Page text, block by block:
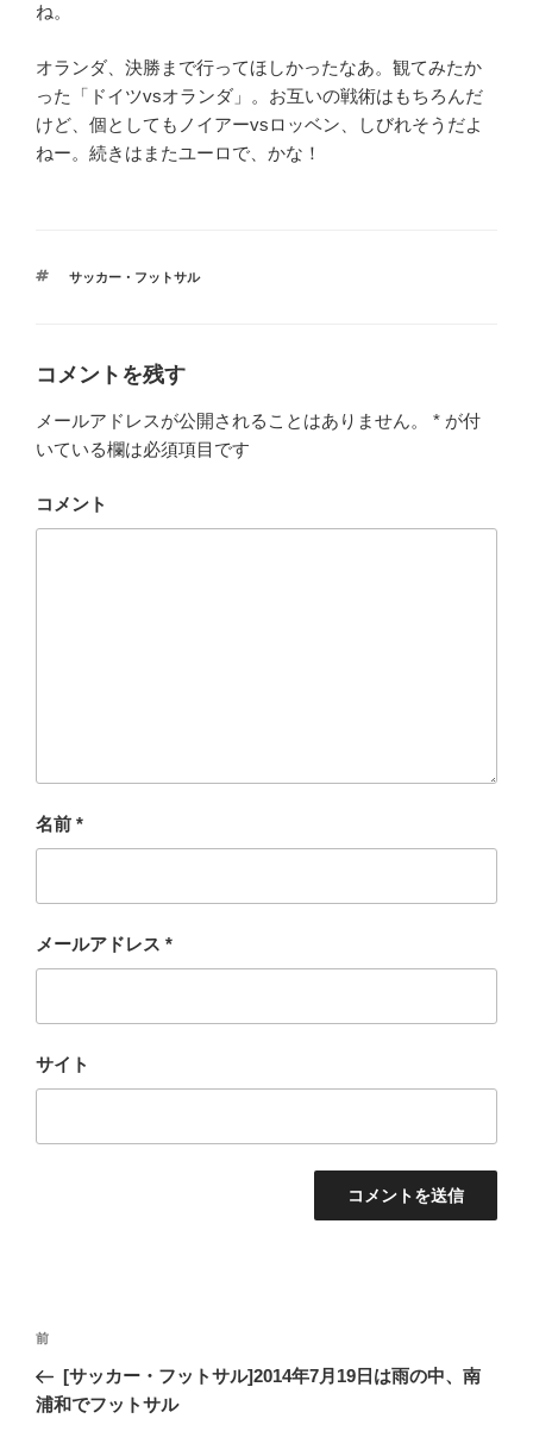
ね。
オランダ、決勝まで行ってほしかったなあ。観てみたか
った「ドイツvsオランダ」。お互いの戦術はもちろんだ
けど、個としてもノイアーvsロッベン、しびれそうだよ
ねー。続きはまたユーロで、かな！
タ
サッカー・フットサル
コメントを残す
メールアドレスが公開されることはありません。 * が付
いている欄は必須項目です
コメント
名前 *
メールアドレス *
サイト
投
ナ
過
去
の
前
[サッカー・フットサル]2014年7月19日は雨の中、南
浦和でフットサル